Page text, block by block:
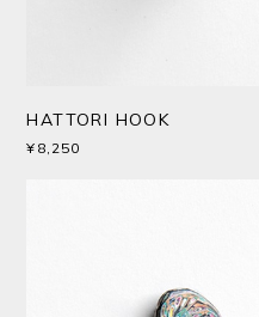
HATTORI HOOK
¥8,250